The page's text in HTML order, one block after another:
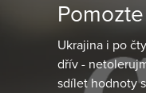
Ukrajina i po
dřív -
sdílet hodnoty